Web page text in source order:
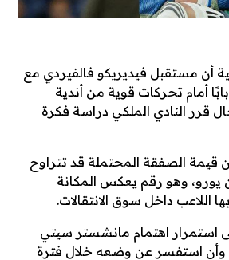
أن مستقبل فيديريكو فالفيردي مع
أمام تحركات قوية من أندية
قرر النادي الملكي دراسة فكرة
الصفقة المحتملة قد تتراوح
و120 مليون يورو، وهو رقم يعكس المكانة
اللاعب داخل سوق الانتقالات.
استمرار اهتمام مانشستر سيتي
وأن استفسر عن وضعه خلال فترة